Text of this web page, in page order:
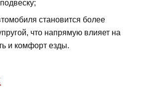
становится более
что напрямую влияет на
и комфорт езды.